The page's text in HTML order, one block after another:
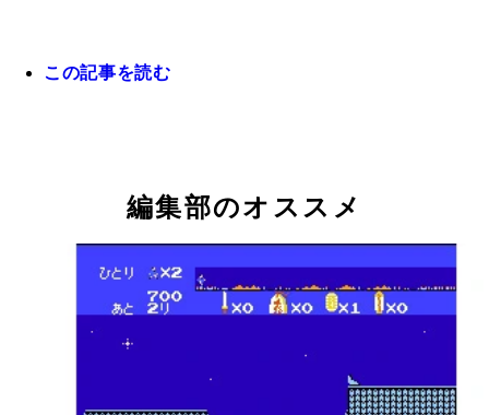
う理由でデビューした、サンソフトの公式VTuber
アクションゲーム。壺にはアルファベットが表記
ギミック! ◯1992年発売 『いっき』と同様に高難
話題となったアクションゲーム。オリジナルはプ
価格で取引されるほど現在でも大人気。こちらは
この記事を読む
編集部のオススメ